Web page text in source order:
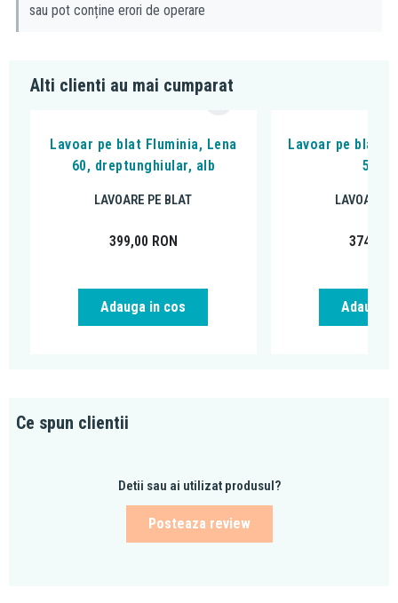
sau pot conține erori de operare
Alti clienti au mai cumparat
Lavoar pe blat Fluminia, Lena
60, dreptunghiular, alb
LAVOARE PE BLAT
399,00 RON
Adauga in cos
Lavoar pe blat,
50,
LAVOARE
374,00
Adauga
Ce spun clientii
Detii sau ai utilizat produsul?
Posteaza review